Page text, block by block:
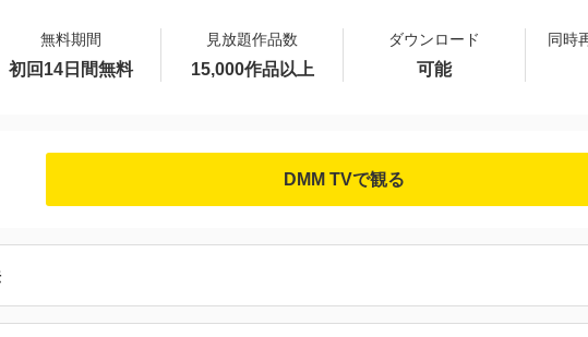
無料期間 見放題作品数 ダウンロード 同時
初回14日間無料 15,000作品以上 可能
DMM TVで観る